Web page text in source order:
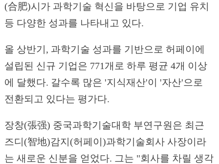
(合肥)시가 과학기술 혁신을 바탕으로 기업 유치
등 다양한 성과를 나타내고 있다.
올 상반기, 과학기술 성과를 기반으로 허페이에
설립된 신규 기업은 771개로 하루 평균 4개 이상
에 달했다. 갈수록 많은 '지식재산'이 '자산'으로
전환되고 있다는 평가다.
장창(張强) 중국과학기술대학 부연구원은 최근
즈디(智地)감지(허페이)과학기술회사 사장이라
는 새로운 신분을 얻었다. 그는 "회사를 차릴 생각